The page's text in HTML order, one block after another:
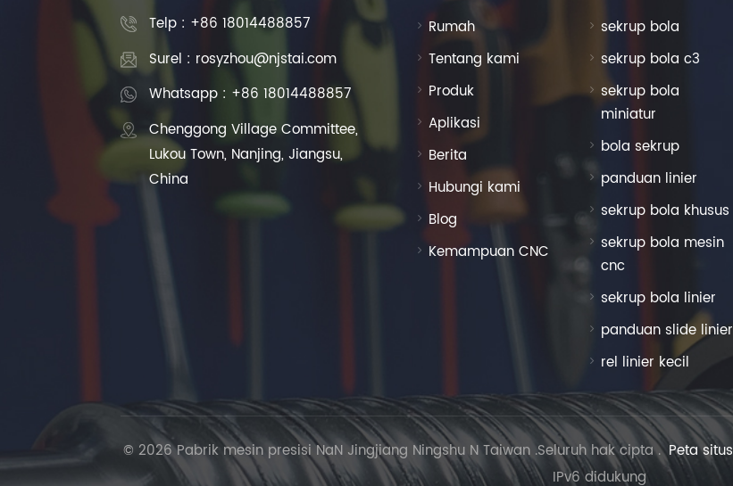
Telp : +86 18014488857
Surel : rosyzhou@njstai.com
Whatsapp : +86 18014488857
Chenggong Village Committee,
Lukou Town, Nanjing, Jiangsu,
China
Rumah
Tentang kami
Produk
Aplikasi
Berita
Hubungi kami
Blog
Kemampuan CNC
sekrup bola
sekrup bola c3
sekrup bola
miniatur
bola sekrup
panduan linier
sekrup bola khusus
sekrup bola mesin
cnc
sekrup bola linier
panduan slide linier
rel linier kecil
© 2026 Pabrik mesin presisi NaN Jingjiang Ningshu N Taiwan .Seluruh hak cipta . Peta situs
IPv6 didukung